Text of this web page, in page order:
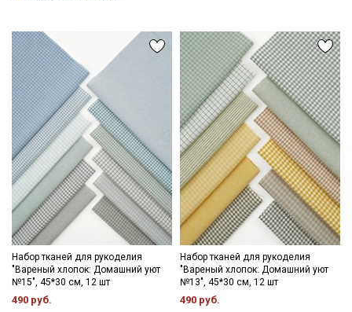
Набор тканей для рукоделия
"Вареный хлопок: Домашний уют
№15", 45*30 см, 12 шт
490 руб.
Набор тканей для рукоделия
"Вареный хлопок: Домашний уют
№13", 45*30 см, 12 шт
490 руб.